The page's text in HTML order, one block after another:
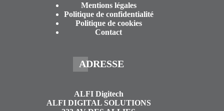
Mentions légales
Politique de confidentialité
Politique de cookies
Contact
ADRESSE
ALFI Digitech
ALFI DIGITAL SOLUTIONS